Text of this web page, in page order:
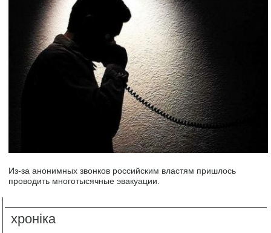
Из-за анонимных звонков российским властям пришлось
проводить многотысячные эвакуации.
хроніка